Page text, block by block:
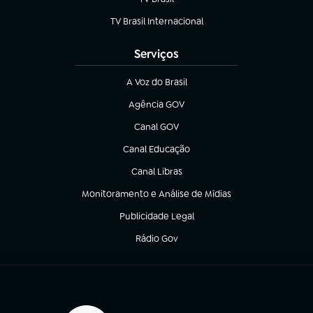
(abre em nova aba)
TV Brasil Internacional
(abre em nova aba)
Serviços
A Voz do Brasil
(abre em nova aba)
Agência GOV
(abre em nova aba)
Canal GOV
(abre em nova aba)
Canal Educação
(abre em nova aba)
Canal Libras
(abre em nova aba)
Monitoramento e Análise de Mídias
(abre em nova aba)
Publicidade Legal
(abre em nova aba)
Rádio Gov
(abre em nova aba)